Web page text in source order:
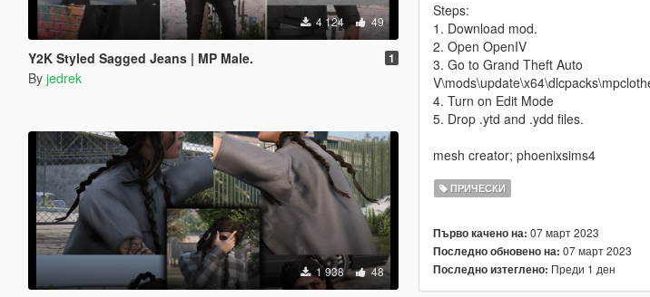
4 124 49
Y2K Styled Sagged Jeans | MP Male. 1
By jedrek
1 938 48
Steps:
1. Download mod.
2. Open OpenIV
3. Go to Grand Theft Auto
4. Turn on Edit Mode
5. Drop .ytd and .ydd files.
mesh creator; phoenixsims4
ПРИЧЕСКИ
Първо качено на: 07 март 2023
Последно обновено на: 07 март 2023
Последно изтеглено: Преди 1 ден